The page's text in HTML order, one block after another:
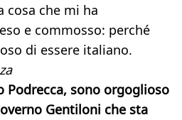
cosa che mi ha
e commosso: perché
di essere italiano.
Podrecca, sono orgoglioso
Gentiloni che sta